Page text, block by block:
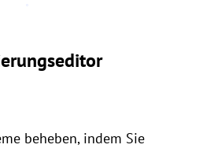
beheben, indem Sie